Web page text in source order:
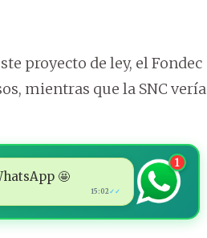
proyecto de ley, el Fondec
mientras que la SNC vería
🤩
15:02✓✓
1